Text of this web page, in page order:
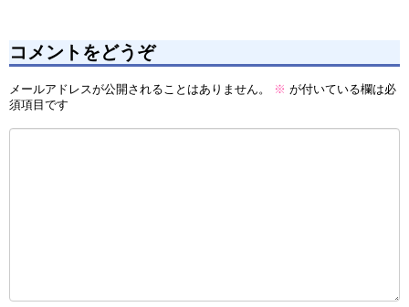
コメントをどうぞ
メールアドレスが公開されることはありません。 ※ が付いている欄は必
須項目です